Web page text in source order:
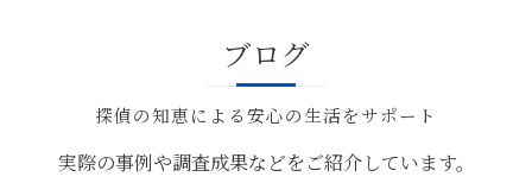
探偵の知恵による安心の生活をサポート
ブログ
実際の事例や調査成果などをご紹介しています。